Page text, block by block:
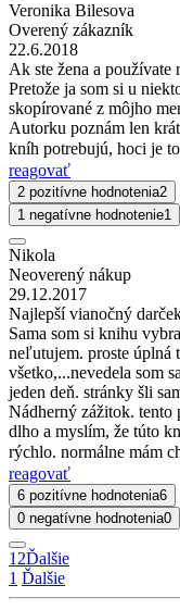
Veronika Bilesova
Overený zákazník
22.6.2018
Ak ste žena a používate
Pretože ja som si u
skopírované z môjho
Autorku poznám len
kníh potrebujú, hoci je
reagovať
2 pozitívne hodnotenia2
1 negatívne hodnotenie1
Nikola
Neoverený nákup
29.12.2017
Najlepší vianočný
Sama som si knihu
neľutujem. proste úplná
všetko,...nevedela som
jeden deň. stránky šli
Nádherný zážitok. tento
dlho a myslím, že túto
rýchlo. normálne mám
reagovať
6 pozitívne hodnotenia6
0 negatívne hodnotenia0
1 2Ďalšie
1 Ďalšie